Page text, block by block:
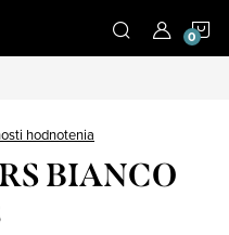
hodnotenia
BIANCO